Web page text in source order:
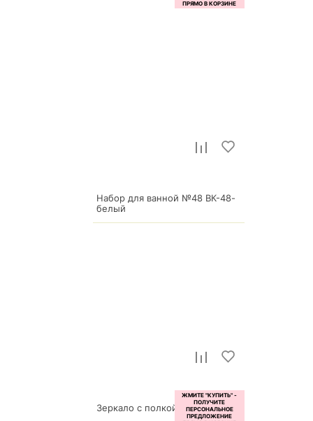
Набор для ванной №48 ВК-48-
белый
4 900
Зеркало с полкой Мебелеф-1
7 670 р.